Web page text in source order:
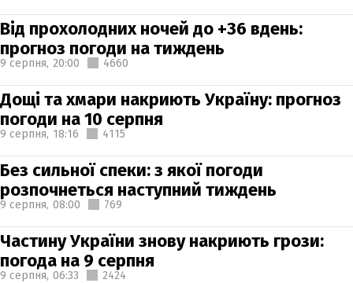
Від прохолодних ночей до +36 вдень:
прогноз погоди на тиждень
9 серпня, 20:00 4660
Дощі та хмари накриють Україну: прогноз
погоди на 10 серпня
9 серпня, 18:16 4115
Без сильної спеки: з якої погоди
розпочнеться наступний тиждень
9 серпня, 08:00 769
Частину України знову накриють грози:
погода на 9 серпня
9 серпня, 06:33 2424